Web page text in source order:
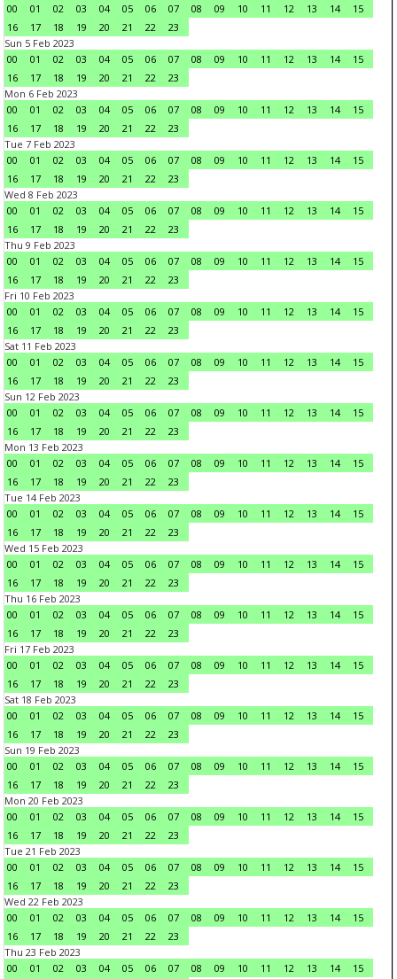
00
01 02 03 04 05 06 07 08 09 10 11 12 13 14
15
16
17 18 19 20 21 22
23
Sun 5 Feb 2023
00
01 02 03 04 05 06 07 08 09 10 11 12 13 14
15
16
17 18 19 20 21 22
23
Mon 6 Feb 2023
00
01 02 03 04 05 06 07 08 09 10 11 12 13 14
15
16
17 18 19 20 21 22
23
Tue 7 Feb 2023
00
01 02 03 04 05 06 07 08 09 10 11 12 13 14
15
16
17 18 19 20 21 22
23
Wed 8 Feb 2023
00
01 02 03 04 05 06 07 08 09 10 11 12 13 14
15
16
17 18 19 20 21 22
23
Thu 9 Feb 2023
00
01 02 03 04 05 06 07 08 09 10 11 12 13 14
15
16
17 18 19 20 21 22
23
Fri 10 Feb 2023
00
01 02 03 04 05 06 07 08 09 10 11 12 13 14
15
16
17 18 19 20 21 22
23
Sat 11 Feb 2023
00
01 02 03 04 05 06 07 08 09 10 11 12 13 14
15
16
17 18 19 20 21 22
23
Sun 12 Feb 2023
00
01 02 03 04 05 06 07 08 09 10 11 12 13 14
15
16
17 18 19 20 21 22
23
Mon 13 Feb 2023
00
01 02 03 04 05 06 07 08 09 10 11 12 13 14
15
16
17 18 19 20 21 22
23
Tue 14 Feb 2023
00
01 02 03 04 05 06 07 08 09 10 11 12 13 14
15
16
17 18 19 20 21 22
23
Wed 15 Feb 2023
00
01 02 03 04 05 06 07 08 09 10 11 12 13 14
15
16
17 18 19 20 21 22
23
Thu 16 Feb 2023
00
01 02 03 04 05 06 07 08 09 10 11 12 13 14
15
16
17 18 19 20 21 22
23
Fri 17 Feb 2023
00
01 02 03 04 05 06 07 08 09 10 11 12 13 14
15
16
17 18 19 20 21 22
23
Sat 18 Feb 2023
00
01 02 03 04 05 06 07 08 09 10 11 12 13 14
15
16
17 18 19 20 21 22
23
Sun 19 Feb 2023
00
01 02 03 04 05 06 07 08 09 10 11 12 13 14
15
16
17 18 19 20 21 22
23
Mon 20 Feb 2023
00
01 02 03 04 05 06 07 08 09 10 11 12 13 14
15
16
17 18 19 20 21 22
23
Tue 21 Feb 2023
00
01 02 03 04 05 06 07 08 09 10 11 12 13 14
15
16
17 18 19 20 21 22
23
Wed 22 Feb 2023
00
01 02 03 04 05 06 07 08 09 10 11 12 13 14
15
16
17 18 19 20 21 22
23
Thu 23 Feb 2023
00
01 02 03 04 05 06 07 08 09 10 11 12 13 14
15